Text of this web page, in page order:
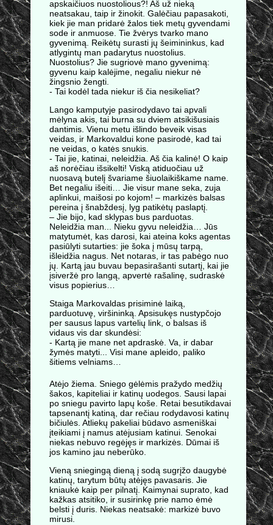
apskaičiuos nuostolious?! Aš už nieką
neatsakau, taip ir žinokit. Galėčiau papasakoti,
kiek jie man pridarė žalos tiek metų gyvendami
sode ir anmuose. Tie žvėrys tvarko mano
gyvenimą. Reikėtų surasti jų šeimininkus, kad
atlygintų man padarytus nuostolius.
Nuostolius? Jie sugriovė mano gyvenimą:
gyvenu kaip kalėjime, negaliu niekur nė
žingsnio žengti.
- Tai kodėl tada niekur iš čia nesikeliat?
Lango kamputyje pasirodydavo tai apvali
mėlyna akis, tai burna su dviem atsikišusiais
dantimis. Vienu metu išlindo beveik visas
veidas, ir Markovaldui kone pasirodė, kad tai
ne veidas, o katės snukis.
- Tai jie, katinai, neleidžia. Aš čia kalinė! O kaip
aš norėčiau išsikelti! Viską atiduočiau už
nuosavą butelį švariame šiuolaikiškame name.
Bet negaliu išeiti… Jie visur mane seka, zuja
aplinkui, maišosi po kojom! – markizės balsas
pereina į šnabždesį, lyg patikėtų paslaptį.
– Jie bijo, kad sklypas bus parduotas.
Neleidžia man... Nieku gyvu neleidžia… Jūs
matytumėt, kas darosi, kai ateina koks agentas
pasiūlyti sutarties: jie šoka į mūsų tarpą,
išleidžia nagus. Net notaras, ir tas pabėgo nuo
jų. Kartą jau buvau bepasirašanti sutartį, kai jie
įsiveržė pro langą, apvertė rašalinę, sudraskė
visus popierius…
Staiga Markovaldas prisiminė laiką,
parduotuvę, viršininką. Apsisukęs nustypčojo
per sausus lapus vartelių link, o balsas iš
vidaus vis dar skundėsi:
- Kartą jie mane net apdraskė. Va, ir dabar
žymės matyti... Visi mane apleido, paliko
šitiems velniams…
Atėjo žiema. Sniego gėlėmis pražydo medžių
šakos, kapiteliai ir katinų uodegos. Sausi lapai
po sniegu pavirto lapų koše. Retai besutikdavai
tapsenantį katiną, dar rečiau rodydavosi katinų
bičiulės. Atliekų pakeliai būdavo asmeniškai
įteikiami į namus atėjusiam katinui. Senokai
niekas nebuvo regėjęs ir markizės. Dūmai iš
jos kamino jau neberūko.
Vieną sniegingą dieną į sodą sugrįžo daugybė
katinų, tarytum būtų atėjęs pavasaris. Jie
kniaukė kaip per pilnatį. Kaimynai suprato, kad
kažkas atsitiko, ir susirinkę prie namo ėmė
belsti į duris. Niekas neatsakė: markizė buvo
mirusi.